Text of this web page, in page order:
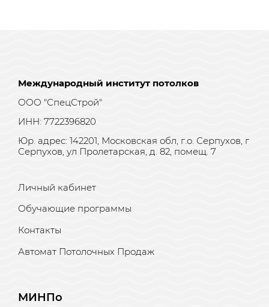
Международный институт потолков
ООО "СпецСтрой"
ИНН: 7722396820
Юр. адрес: 142201, Московская обл, г.о. Серпухов, г
Серпухов, ул Пролетарская, д. 82, помещ. 7
Личный кабинет
Обучающие программы
Контакты
Автомат Потолочных Продаж
МИНПо